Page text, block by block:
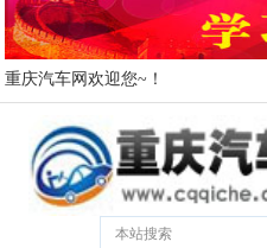
重庆汽车网欢迎您~！